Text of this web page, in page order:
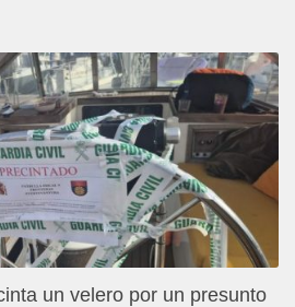
un velero por un presunto